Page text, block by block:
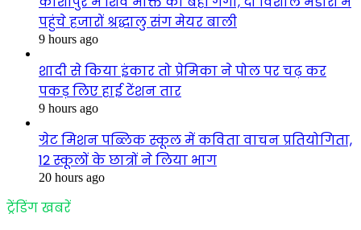
पहुंचे हजारों श्रद्धालु संग मेयर बाली
9 hours ago
शादी से किया इंकार तो प्रेमिका ने पोल पर चढ़ कर
पकड़ लिए हाई टेंशन तार
9 hours ago
ग्रेट मिशन पब्लिक स्कूल में कविता वाचन प्रतियोगिता,
12 स्कूलों के छात्रों ने लिया भाग
20 hours ago
ट्रेंडिंग खबरें